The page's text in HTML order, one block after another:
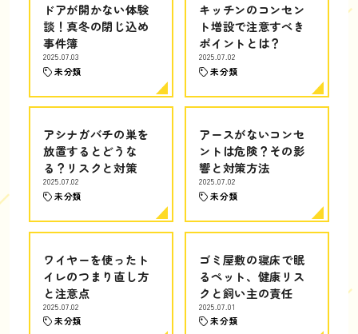
ドアが開かない体験
談！真冬の閉じ込め
事件簿
2025.07.03
未分類
キッチンのコンセン
ト増設で注意すべき
ポイントとは？
2025.07.02
未分類
アシナガバチの巣を
放置するとどうな
る？リスクと対策
2025.07.02
未分類
アースがないコンセ
ントは危険？その影
響と対策方法
2025.07.02
未分類
ワイヤーを使ったト
イレのつまり直し方
と注意点
2025.07.02
未分類
ゴミ屋敷の寝床で眠
るペット、健康リス
クと飼い主の責任
2025.07.01
未分類